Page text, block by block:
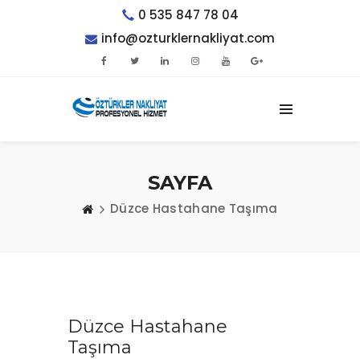
0 535 847 78 04
info@ozturklernakliyat.com
SAYFA
Düzce Hastahane Taşıma
Düzce Hastahane
Taşıma